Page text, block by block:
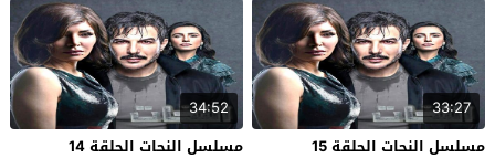
33:27
مسلسل النحات الحلقة 15
34:52
مسلسل النحات الحلقة 14